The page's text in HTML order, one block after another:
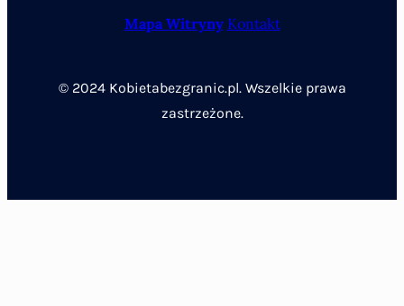
Mapa Witryny Kontakt
© 2024 Kobietabezgranic.pl. Wszelkie prawa
zastrzeżone.